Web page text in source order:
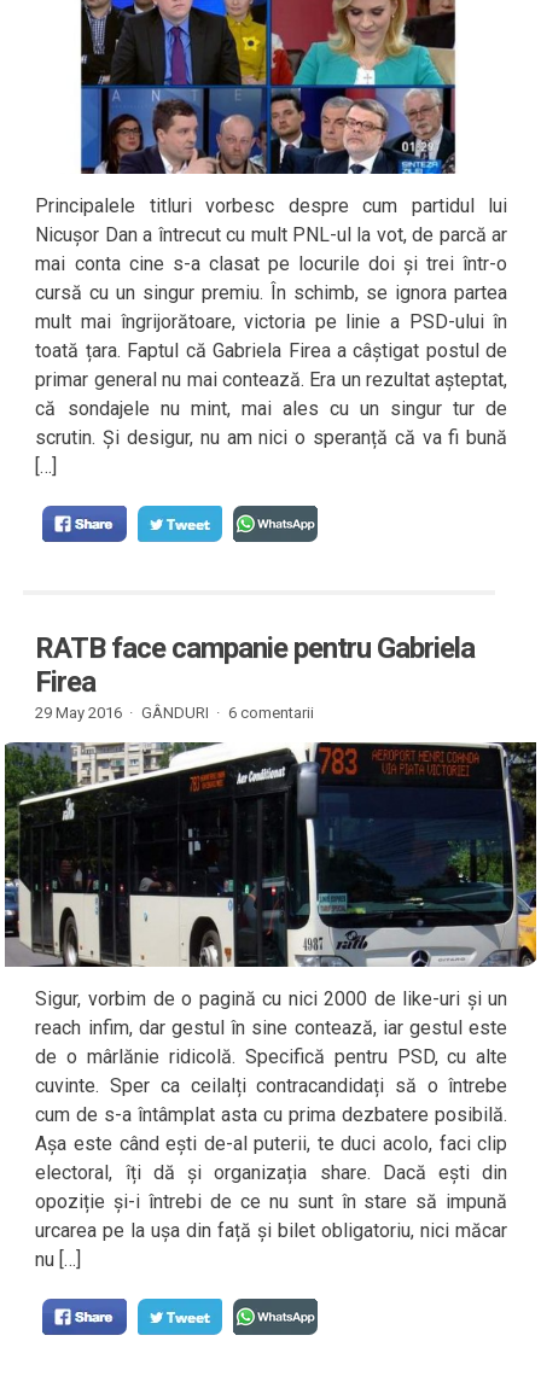
Principalele titluri vorbesc despre cum partidul lui
Nicușor Dan a întrecut cu mult PNL-ul la vot, de parcă ar
mai conta cine s-a clasat pe locurile doi și trei într-o
cursă cu un singur premiu. În schimb, se ignora partea
mult mai îngrijorătoare, victoria pe linie a PSD-ului în
toată țara. Faptul că Gabriela Firea a câștigat postul de
primar general nu mai contează. Era un rezultat așteptat,
că sondajele nu mint, mai ales cu un singur tur de
scrutin. Și desigur, nu am nici o speranță că va fi bună
[…]
RATB face campanie pentru Gabriela
Firea
29 May 2016 · GÂNDURI · 6 comentarii
Sigur, vorbim de o pagină cu nici 2000 de like-uri și un
reach infim, dar gestul în sine contează, iar gestul este
de o mârlănie ridicolă. Specifică pentru PSD, cu alte
cuvinte. Sper ca ceilalți contracandidați să o întrebe
cum de s-a întâmplat asta cu prima dezbatere posibilă.
Așa este când ești de-al puterii, te duci acolo, faci clip
electoral, îți dă și organizația share. Dacă ești din
opoziție și-i întrebi de ce nu sunt în stare să impună
urcarea pe la ușa din față și bilet obligatoriu, nici măcar
nu […]